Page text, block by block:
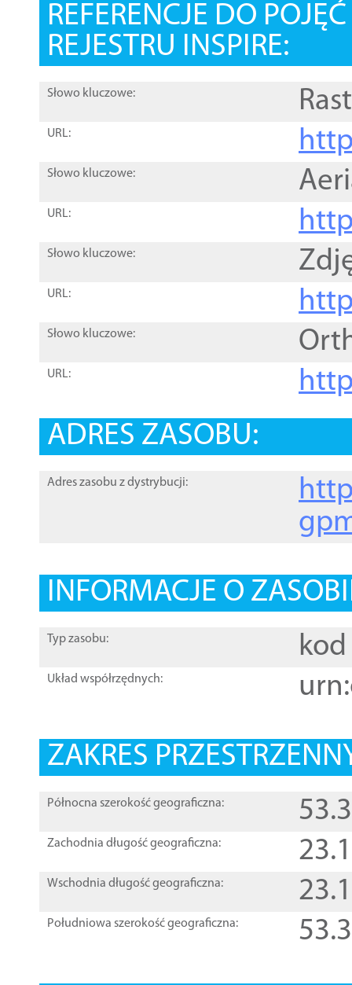
REFERENCJE DO
REJESTRU INSPIRE:
Słowo kluczowe:
URL:
Słowo kluczowe:
URL:
Słowo kluczowe:
URL:
Słowo kluczowe:
URL:
ADRES ZASOBU:
Adres zasobu z dystrybucji:
INFORMACJE O
Typ zasobu: kod
Układ współrzędnych:
ZAKRES
Północna szerokość geograficzna:
Zachodnia długość geograficzna:
Wschodnia długość geograficzna:
Południowa szerokość geograficzna: